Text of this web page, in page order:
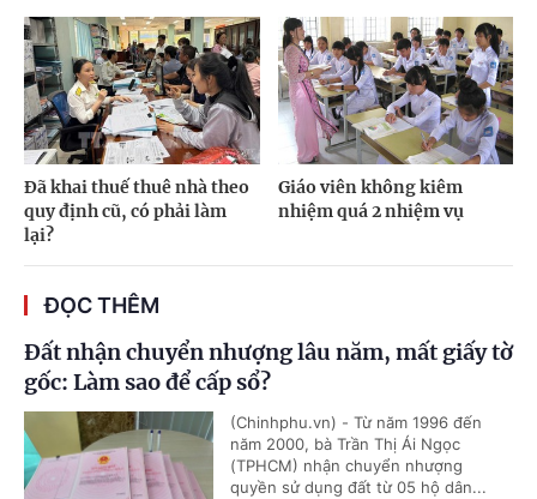
Đã khai thuế thuê nhà theo
quy định cũ, có phải làm
lại?
Giáo viên không kiêm
nhiệm quá 2 nhiệm vụ
ĐỌC THÊM
Đất nhận chuyển nhượng lâu năm, mất giấy tờ
gốc: Làm sao để cấp sổ?
(Chinhphu.vn) - Từ năm 1996 đến
năm 2000, bà Trần Thị Ái Ngọc
(TPHCM) nhận chuyển nhượng
quyền sử dụng đất từ 05 hộ dân...